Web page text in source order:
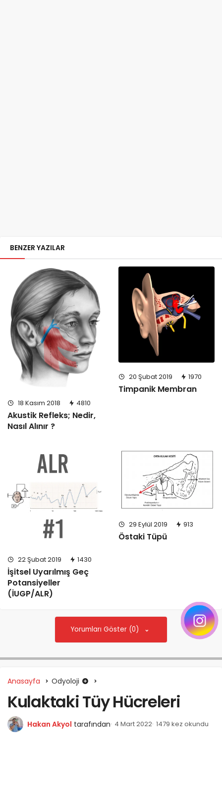
BENZER YAZILAR
18 Kasım 2018 4810
Akustik Refleks; Nedir,
Nasıl Alınır ?
20 Şubat 2019 1970
Timpanik Membran
22 Şubat 2019 1430
İşitsel Uyarılmış Geç
Potansiyeller
(İUGP/ALR)
29 Eylül 2019 913
Östaki Tüpü
Yorumları Göster (0)
Anasayfa Odyoloji
Kulaktaki Tüy Hücreleri
Hakan Akyol tarafından 4 Mart 2022 1479 kez okundu